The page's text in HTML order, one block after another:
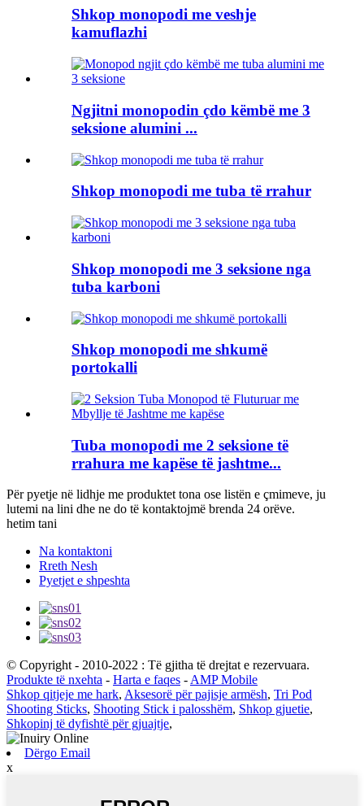
Shkop monopodi me veshje
kamuflazhi
Ngjitni monopodin çdo këmbë me 3
seksione alumini ...
Shkop monopodi me tuba të rrahur
Shkop monopodi me 3 seksione nga
tuba karboni
Shkop monopodi me shkumë
portokalli
Tuba monopodi me 2 seksione të
rrahura me kapëse të jashtme...
Për pyetje në lidhje me produktet tona ose listën e çmimeve, ju
lutemi na lini dhe ne do të kontaktojmë brenda 24 orëve.
hetim tani
Na kontaktoni
Rreth Nesh
Pyetjet e shpeshta
© Copyright - 2010-2022 : Të gjitha të drejtat e rezervuara.
Produkte të nxehta - Harta e faqes - AMP Mobile
Shkop qitjeje me hark, Aksesorë për pajisje armësh, Tri Pod
Shooting Sticks, Shooting Stick i palosshëm, Shkop gjuetie,
Shkopinj të dyfishtë për gjuajtje,
Dërgo Email
x